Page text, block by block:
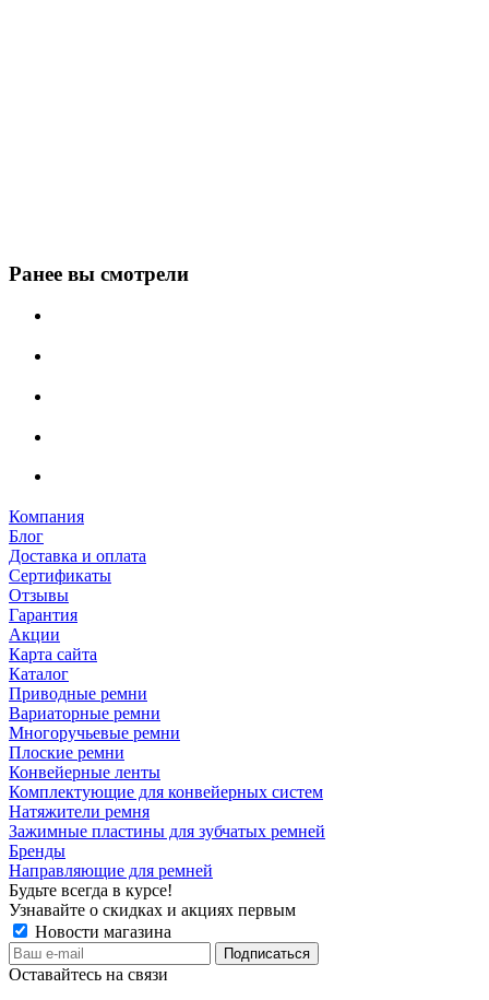
Ранее вы смотрели
Компания
Блог
Доставка и оплата
Сертификаты
Отзывы
Гарантия
Акции
Карта сайта
Каталог
Приводные ремни
Вариаторные ремни
Многоручьевые ремни
Плоские ремни
Конвейерные ленты
Комплектующие для конвейерных систем
Натяжители ремня
Зажимные пластины для зубчатых ремней
Бренды
Направляющие для ремней
Будьте всегда в курсе!
Узнавайте о скидках и акциях первым
Новости магазина
Оставайтесь на связи